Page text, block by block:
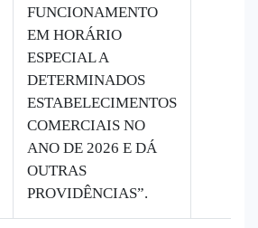
FUNCIONAMENTO
EM HORÁRIO
ESPECIAL A
DETERMINADOS
ESTABELECIMENTOS
COMERCIAIS NO
ANO DE 2026 E DÁ
OUTRAS
PROVIDÊNCIAS”.